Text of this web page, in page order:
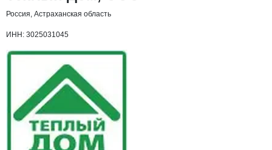
Россия, Астраханская область
ИНН: 3025031045